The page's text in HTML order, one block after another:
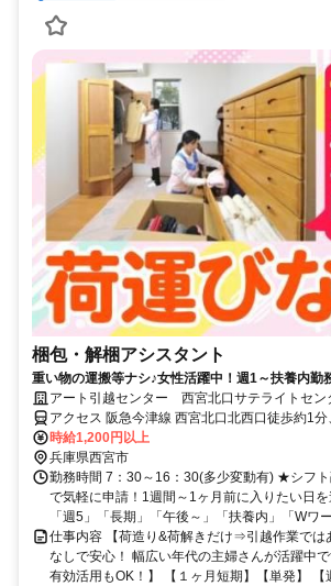
梱包・解梱アシスタント
重い物の運搬等ナシ♪女性活躍中！週1～扶養内勤
アート引越センター 西宮北口サテライトセン
アクセス 阪急今津線 西宮北口北西口徒歩約1分
北口北西口徒歩約1分、ＪＲ東海道本線 立花北
北口駅」から徒歩1分
時給1,200円以上
兵庫県西宮市
勤務時間 7：30～16：30(多少変動有) ★シフ
で気軽に申請！1週間～1ヶ月前に入りたい日
「週5」「長期」「午後～」「扶養内」「Wワ
仕事内容 【荷造り&荷解きだけ⇒引越作業では
なしで安心！ 幅広い年代の主婦さんが活躍中
有効活用もOK！】 【１ヶ月短期】【単発】 【